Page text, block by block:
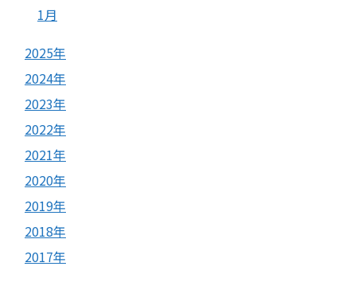
1月
2025年
2024年
2023年
2022年
2021年
2020年
2019年
2018年
2017年